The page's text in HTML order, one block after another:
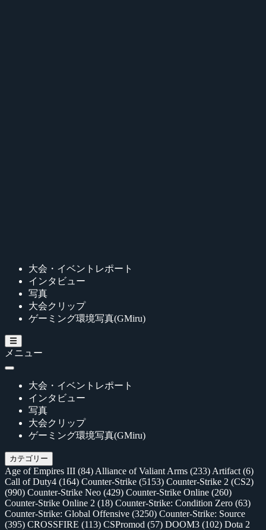
大会・イベントレポート
インタビュー
写真
大会クリップ
ゲーミング環境写真(GMiru)
メニュー
大会・イベントレポート
インタビュー
写真
大会クリップ
ゲーミング環境写真(GMiru)
カテゴリー
Age of Empires III (84) Alliance of Valiant Arms (233) Artifact (6)
Call of Duty4 (164) Counter-Strike (5153) Counter-Strike 2 (CS2)
(990) Counter-Strike Neo (429) Counter-Strike Online (260)
Counter-Strike Online 2 (18) Counter-Strike: Condition Zero (63)
Counter-Strike: Global Offensive (3250) Counter-Strike: Source
(395) CROSSFIRE (113) CSPromod (57) DOOM3 (102) Dota 2